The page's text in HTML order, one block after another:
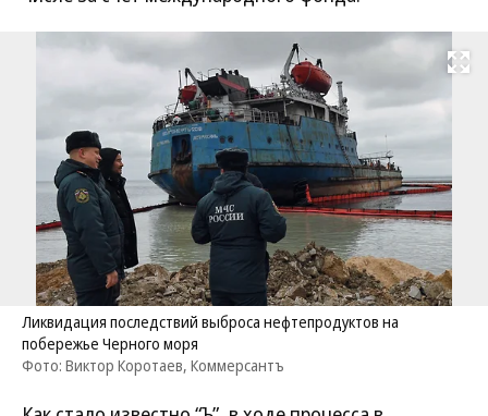
Развернуть
Ликвидация последствий выброса нефтепродуктов на
побережье Черного моря
Фото: Виктор Коротаев, Коммерсантъ